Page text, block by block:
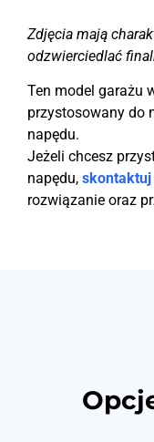
Zdjęcia mają
odzwierciedlać
Ten model garażu
przystosowany do
napędu.
Jeżeli chcesz
napędu, skontaktuj
rozwiązanie oraz